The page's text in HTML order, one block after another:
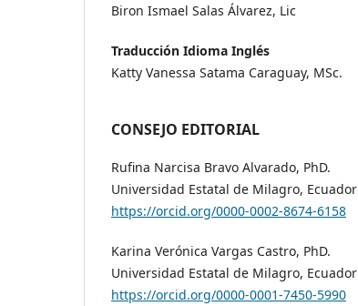
Biron Ismael Salas Álvarez, Lic
Traducción Idioma Inglés
Katty Vanessa Satama Caraguay, MSc.
CONSEJO EDITORIAL
Rufina Narcisa Bravo Alvarado, PhD.
Universidad Estatal de Milagro, Ecuador
https://orcid.org/0000-0002-8674-6158
Karina Verónica Vargas Castro, PhD.
Universidad Estatal de Milagro, Ecuador
https://orcid.org/0000-0001-7450-5990